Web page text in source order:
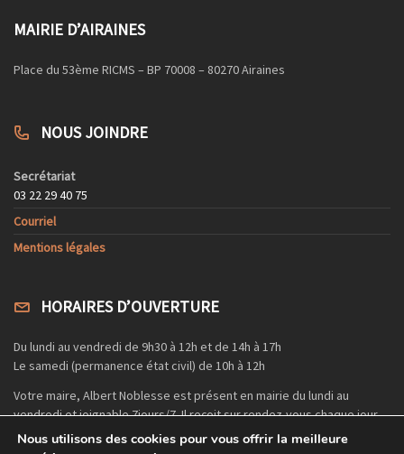
MAIRIE D’AIRAINES
Place du 53ème RICMS – BP 70008 – 80270 Airaines
NOUS JOINDRE
Secrétariat
03 22 29 40 75
Courriel
Mentions légales
HORAIRES D’OUVERTURE
Du lundi au vendredi de 9h30 à 12h et de 14h à 17h
Le samedi (permanence état civil) de 10h à 12h
Votre maire, Albert Noblesse est présent en mairie du lundi au
vendredi et joignable 7jours/7. Il reçoit sur rendez-vous chaque jour
et le samedi si besoin.
Nous utilisons des cookies pour vous offrir la meilleure